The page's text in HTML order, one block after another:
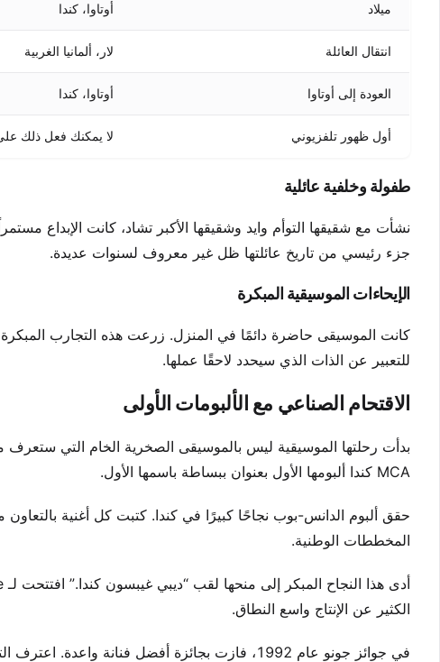
ميلاد أوتاوا، كندا
انتقال العائلة لار، ألمانيا الغربية
العودة إلى أوتاوا أوتاوا، كندا
أول ظهور تلفزيوني لا يمكنك فعل ذلك
طفولة وخلفية عائلية
نشأت مع شقيقها التوأم وايد وشقيقها الأكبر تشاد، كانت الإبداع
جزء رئيسي من تاريخ عائلتها ظل غير معروف لسنوات عديدة.
الإيحاءات الموسيقية المبكرة
كانت الموسيقى حاضرة دائمًا في المنزل. زرعت هذه التجارب
للتعبير عن الذات الذي سيحدد لاحقًا عملها.
الاقتحام الصناعي مع الألبومات الأولى
MCA كندا ألبومها الأول بعنوان ببساطة باسمها الأول.
المخططات الوطنية.
الكثير عن الإنتاج واسع النطاق.
في جوائز جونو عام 1992، فازت بجائزة أفضل فنانة واعدة. اعترف التقدير بإمكاناتها. ومع ذلك، كانت اتجاهاتها الفنية تتجه نحو التغير بالفعل.